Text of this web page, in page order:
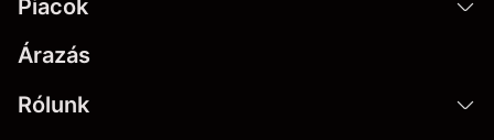
Piacok
Árazás
Rólunk